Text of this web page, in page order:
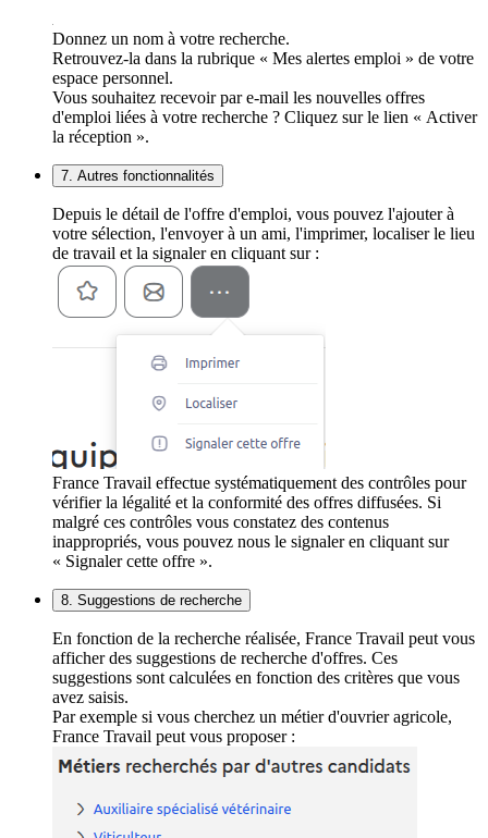
Donnez un nom à votre recherche.
Retrouvez-la dans la rubrique « Mes alertes emploi » de votre
espace personnel.
Vous souhaitez recevoir par e-mail les nouvelles offres
d'emploi liées à votre recherche ? Cliquez sur le lien « Activer
la réception ».
7. Autres fonctionnalités
Depuis le détail de l'offre d'emploi, vous pouvez l'ajouter à
votre sélection, l'envoyer à un ami, l'imprimer, localiser le lieu
de travail et la signaler en cliquant sur :
France Travail effectue systématiquement des contrôles pour
vérifier la légalité et la conformité des offres diffusées. Si
malgré ces contrôles vous constatez des contenus
inappropriés, vous pouvez nous le signaler en cliquant sur
« Signaler cette offre ».
8. Suggestions de recherche
En fonction de la recherche réalisée, France Travail peut vous
afficher des suggestions de recherche d'offres. Ces
suggestions sont calculées en fonction des critères que vous
avez saisis.
Par exemple si vous cherchez un métier d'ouvrier agricole,
France Travail peut vous proposer :